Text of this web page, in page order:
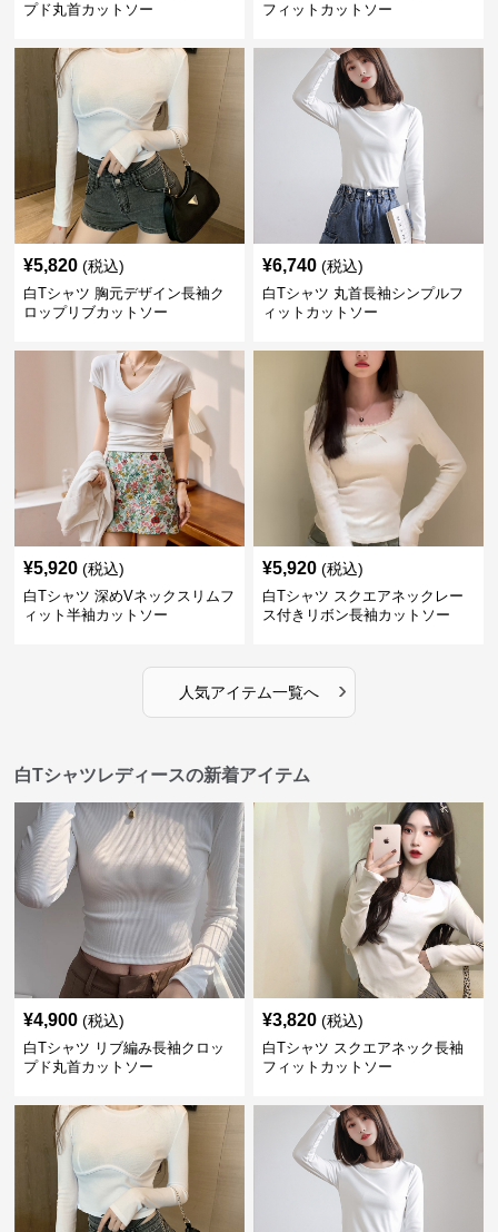
プド丸首カットソー
フィットカットソー
¥5,820 (税込)
白Tシャツ 胸元デザイン長袖ク
ロップリブカットソー
¥6,740 (税込)
白Tシャツ 丸首長袖シンプルフ
ィットカットソー
¥5,920 (税込)
白Tシャツ 深めVネックスリムフ
ィット半袖カットソー
¥5,920 (税込)
白Tシャツ スクエアネックレー
ス付きリボン長袖カットソー
人気アイテム一覧へ ›
白Tシャツレディースの新着アイテム
¥4,900 (税込)
白Tシャツ リブ編み長袖クロッ
プド丸首カットソー
¥3,820 (税込)
白Tシャツ スクエアネック長袖
フィットカットソー